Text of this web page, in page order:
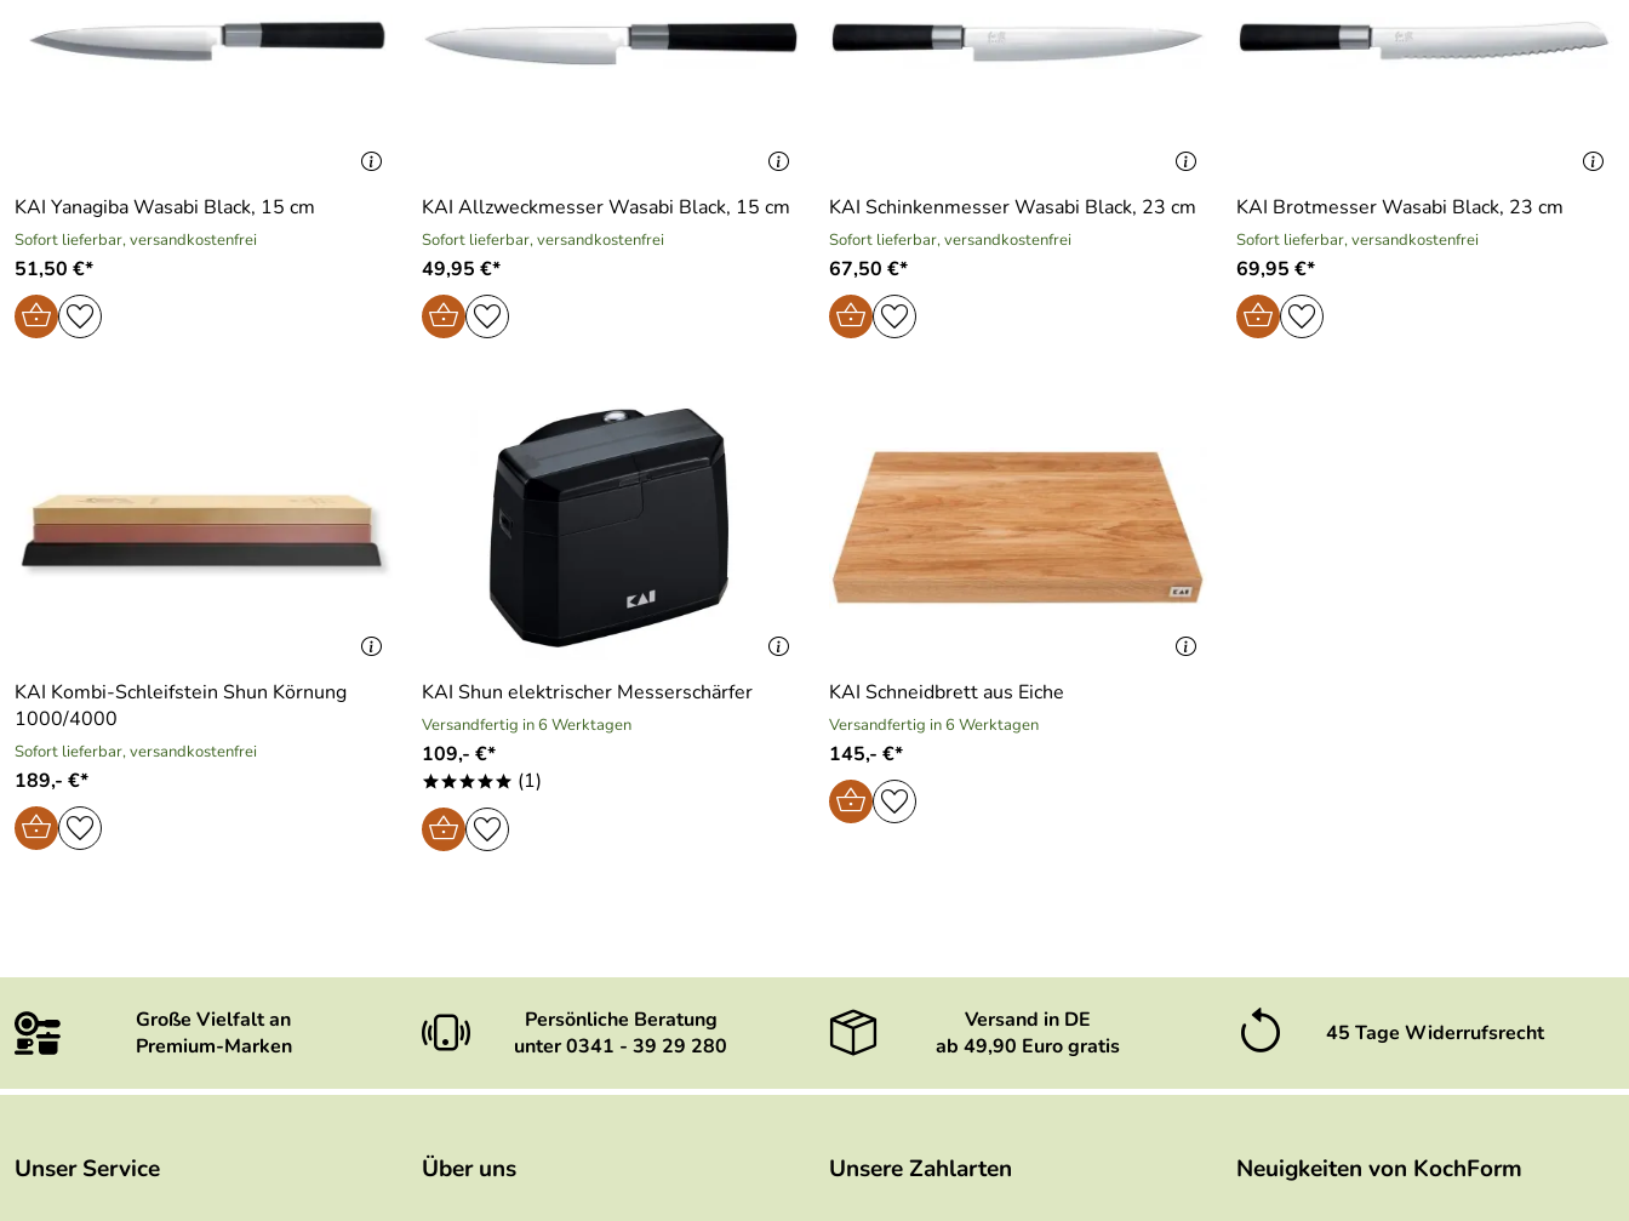
KAI Yanagiba Wasabi Black, 15 cm
Sofort lieferbar, versandkostenfrei
51,50 €*
KAI Allzweckmesser Wasabi Black, 15 cm
Sofort lieferbar, versandkostenfrei
49,95 €*
KAI Schinkenmesser Wasabi Black, 23 cm
Sofort lieferbar, versandkostenfrei
67,50 €*
KAI Brotmesser Wasabi Black, 23 cm
Sofort lieferbar, versandkostenfrei
69,95 €*
KAI Kombi-Schleifstein Shun Körnung
1000/4000
Sofort lieferbar, versandkostenfrei
189,- €*
KAI Shun elektrischer Messerschärfer
Versandfertig in 6 Werktagen
109,- €*
***** (1)
KAI Schneidbrett aus Eiche
Versandfertig in 6 Werktagen
145,- €*
Große Vielfalt an
Premium-Marken
Persönliche Beratung
unter 0341 - 39 29 280
Versand in DE
ab 49,90 Euro gratis
45 Tage Widerrufsrecht
Unser Service Über uns Unsere Zahlarten Neuigkeiten von KochForm